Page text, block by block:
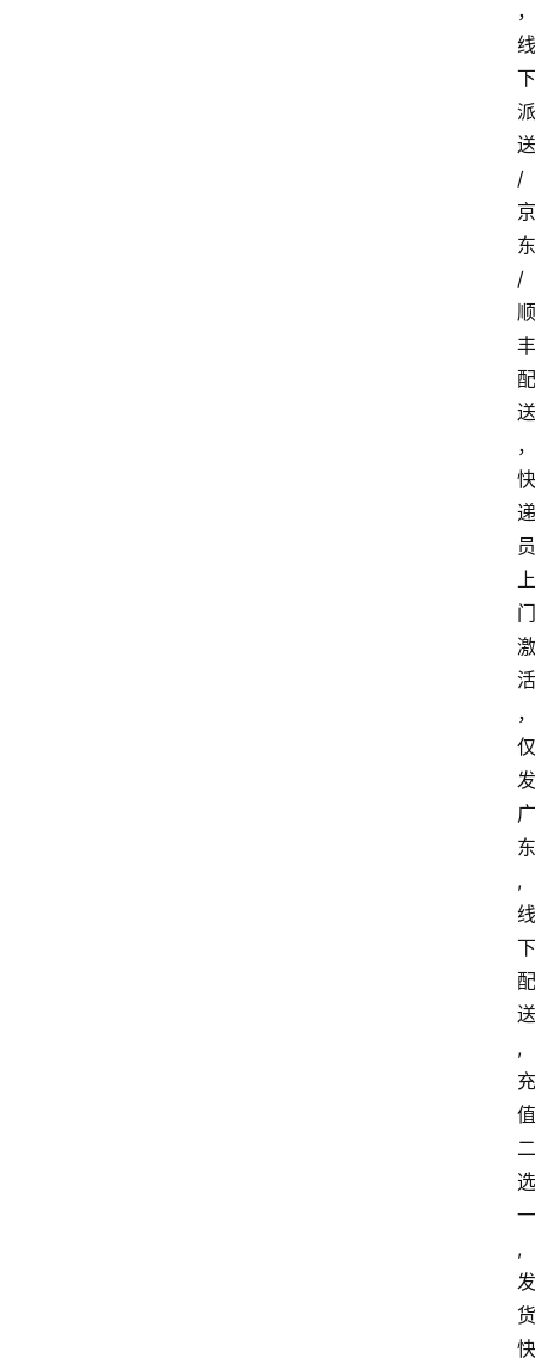
，
线
下
派
送
/
京
东
/
顺
丰
配
送
，
快
递
员
上
门
激
活
，
仅
发
广
东
,
线
下
配
送
,
充
值
二
选
一
,
发
货
快